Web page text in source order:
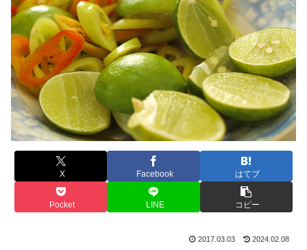
X Facebook はてブ
Pocket LINE コピー
2017.03.03 2024.02.08